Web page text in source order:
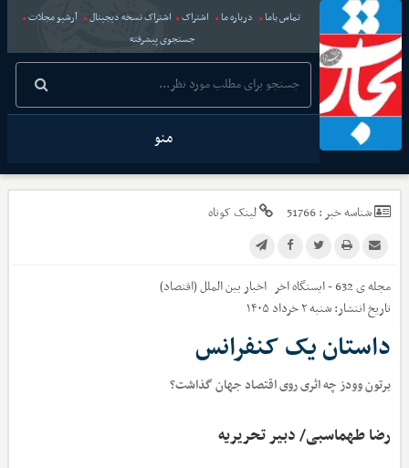
تماس باما درباره ما اشتراک اشتراک نسخه دیجیتال
آرشیو مجلات
جستجوی پیشرفته
منو
شناسه خبر :51766 لینک کوتاه
مجله ی 632 - ایستگاه اخر اخباربین الملل (اقتصاد)
تاریخ انتشار:شنبه ۲ خرداد ۱۴۰۵
داستان یک کنفرانس
برتون وودز چه اثری روی اقتصاد جهان گذاشت؟
رضا طهماسبی/ دبیر تحریریه